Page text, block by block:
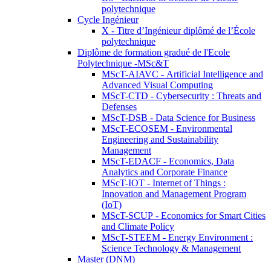
polytechnique
Cycle Ingénieur
X - Titre d’Ingénieur diplômé de l’École
polytechnique
Diplôme de formation gradué de l'Ecole
Polytechnique -MSc&T
MScT-AIAVC - Artificial Intelligence and
Advanced Visual Computing
MScT-CTD - Cybersecurity : Threats and
Defenses
MScT-DSB - Data Science for Business
MScT-ECOSEM - Environmental
Engineering and Sustainability
Management
MScT-EDACF - Economics, Data
Analytics and Corporate Finance
MScT-IOT - Internet of Things :
Innovation and Management Program
(IoT)
MScT-SCUP - Economics for Smart Cities
and Climate Policy
MScT-STEEM - Energy Environment :
Science Technology & Management
Master (DNM)